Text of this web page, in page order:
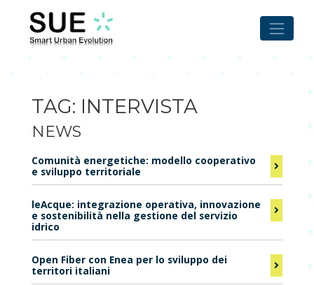
content
TAG: INTERVISTA
NEWS
Comunità energetiche: modello cooperativo
e sviluppo territoriale
leAcque: integrazione operativa, innovazione
e sostenibilità nella gestione del servizio
idrico
Open Fiber con Enea per lo sviluppo dei
territori italiani